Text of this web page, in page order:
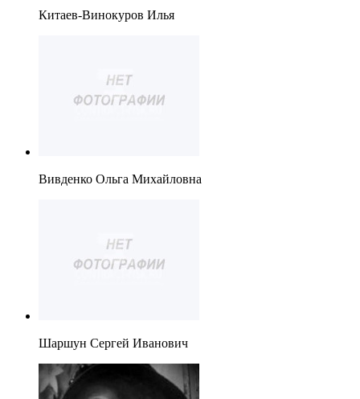
Китаев-Винокуров Илья
Вивденко Ольга Михайловна
Шаршун Сергей Иванович